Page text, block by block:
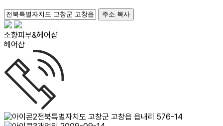
주소 복사
소향피부&헤어샵
헤어샵
전북특별자치도 고창군 고창읍 읍내리 576-14